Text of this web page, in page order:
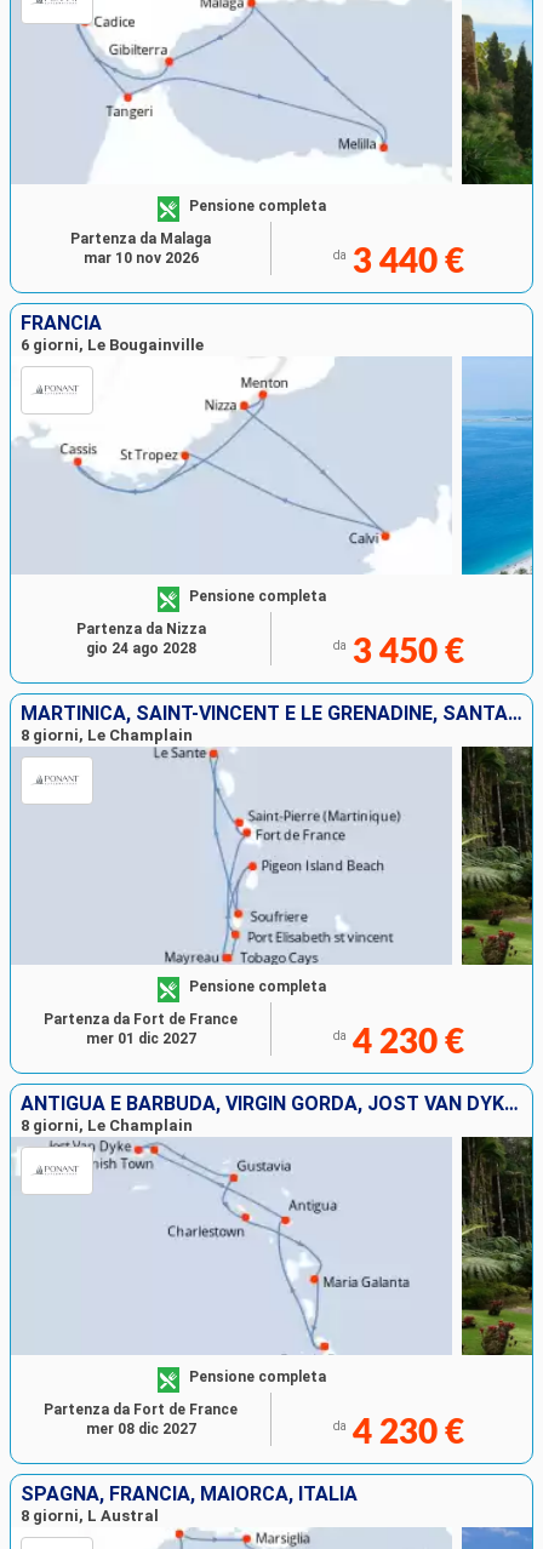
Pensione completa
da 3 440 €
Partenza da Malaga
mar 10 nov 2026
FRANCIA
6 giorni, Le Bougainville
Pensione completa
da 3 450 €
Partenza da Nizza
gio 24 ago 2028
MARTINICA, SAINT-VINCENT E LE GRENADINE, SANTA LUCIA, GUADALUPA
8 giorni, Le Champlain
Pensione completa
da 4 230 €
Partenza da Fort de France
mer 01 dic 2027
ANTIGUA E BARBUDA, VIRGIN GORDA, JOST VAN DYKE, FRANCIA, GUADALUPA, MARTINICA
8 giorni, Le Champlain
Pensione completa
da 4 230 €
Partenza da Fort de France
mer 08 dic 2027
SPAGNA, FRANCIA, MAIORCA, ITALIA
8 giorni, L Austral